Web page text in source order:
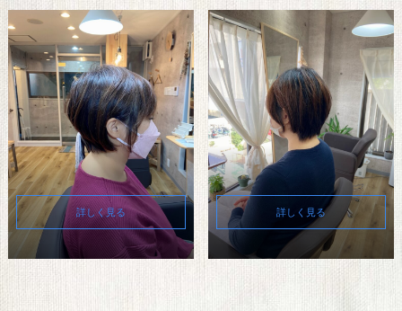
詳しく見る 詳しく見る